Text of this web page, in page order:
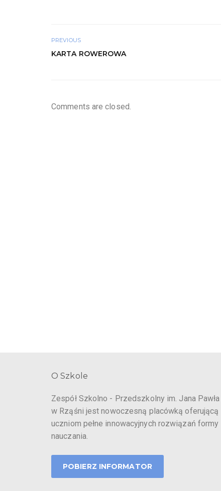
PREVIOUS
KARTA ROWEROWA
Comments are closed.
O Szkole
Zespół Szkolno - Przedszkolny im. Jana
w Rząśni jest nowoczesną placówką oferującą
uczniom pełne innowacyjnych rozwiązań formy
nauczania.
POBIERZ INFORMATOR